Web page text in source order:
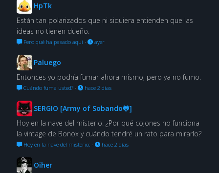
HpTk
Están tan polarizados que ni siquiera entienden que las
ideas no tienen dueño.
Pero qué ha pasado aquí· ayer
Paluego
Entonces yo podría fumar ahora mismo, pero ya no fumo.
Cuándo fuma usted?· hace 2 días
SERGIO [Army of Sobando🐸]
Hoy en la nave del misterio: ¿Por qué cojones no funciona
la vintage de Bonox y cuándo tendré un rato para mirarlo?
Hoy en la nave del misterio: · hace 2 días
Oiher